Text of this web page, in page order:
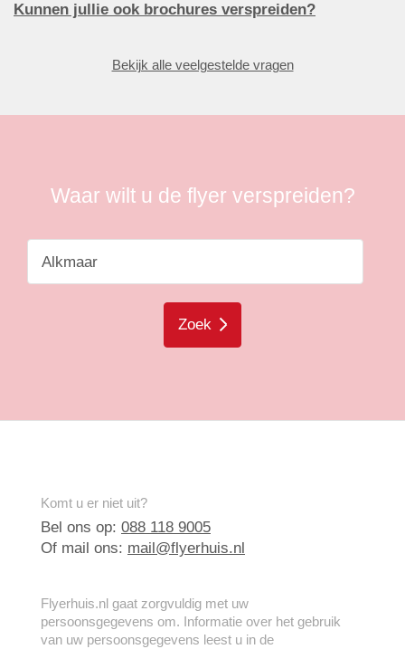
Kunnen jullie ook brochures verspreiden?
Bekijk alle veelgestelde vragen
Waar wilt u de flyer verspreiden?
Zoek
Komt u er niet uit?
Bel ons op: 088 118 9005
Of mail ons: mail@flyerhuis.nl
Flyerhuis.nl gaat zorgvuldig met uw
persoonsgegevens om. Informatie over het gebruik
van uw persoonsgegevens leest u in de